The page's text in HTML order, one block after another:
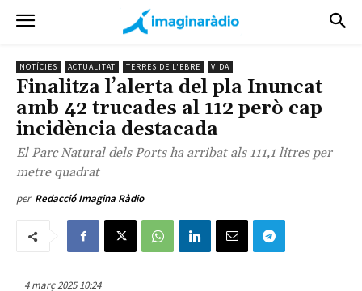
NOTÍCIES ACTUALITAT TERRES DE L'EBRE VIDA
Finalitza l’alerta del pla Inuncat
amb 42 trucades al 112 però cap
incidència destacada
El Parc Natural dels Ports ha arribat als 111,1 litres per
metre quadrat
per Redacció Imagina Ràdio
4 març 2025 10:24